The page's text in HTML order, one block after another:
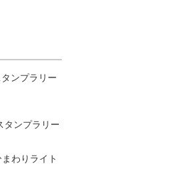
ンプラリー
タンプラリー
わりライト